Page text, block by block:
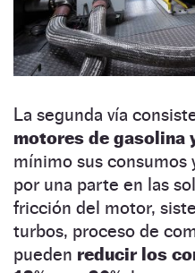
La segunda vía
motores de gasolina
mínimo sus consumos
por una parte en las
fricción del motor,
turbos, proceso de
pueden reducir los